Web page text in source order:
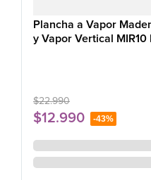
Plancha a Vapor
y Vapor Vertical MIR10
$22.990
$12.990 -43%